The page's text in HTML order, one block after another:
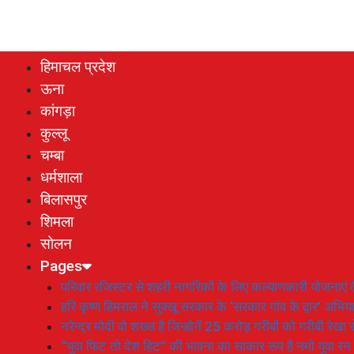
हिमाचल प्रदेश
ऊना
कांगड़ा
कुल्लू
चम्बा
धर्मशाला
बिलासपुर
शिमला
सोलन
Pages
परिवार रजिस्टर से शहरी नागरिकों के लिए कल्याणकारी योजनाएं
हरि कृष्ण हिमराल ने सुक्खू सरकार के ‘सरकार गांव के द्वार’
नरेन्द्र मोदी वो शख्स है जिन्होनें 25 करोड़ गरीबों को गरीबी रेखा
“युवा फिट तो देश हिट” की भावना का साकार रूप है नमो युवा